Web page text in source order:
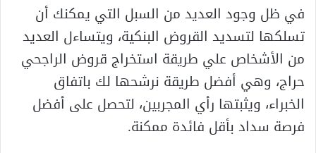
في ظل وجود العديد من السبل التي يمكنك أن
تسلكها لتسديد القروض البنكية، ويتساءل العديد
من الأشخاص علي طريقة استخراج قروض الراجحي
حراج، وهي أفضل طريقة نرشحها لك باتفاق
الخبراء، ويثبتها رأي المجربين، لتحصل على أفضل
فرصة سداد بأقل فائدة ممكنة.